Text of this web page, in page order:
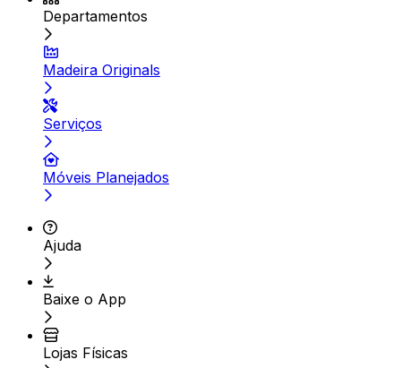
Departamentos
Madeira Originals
Serviços
Móveis Planejados
Ajuda
Baixe o App
Lojas Físicas